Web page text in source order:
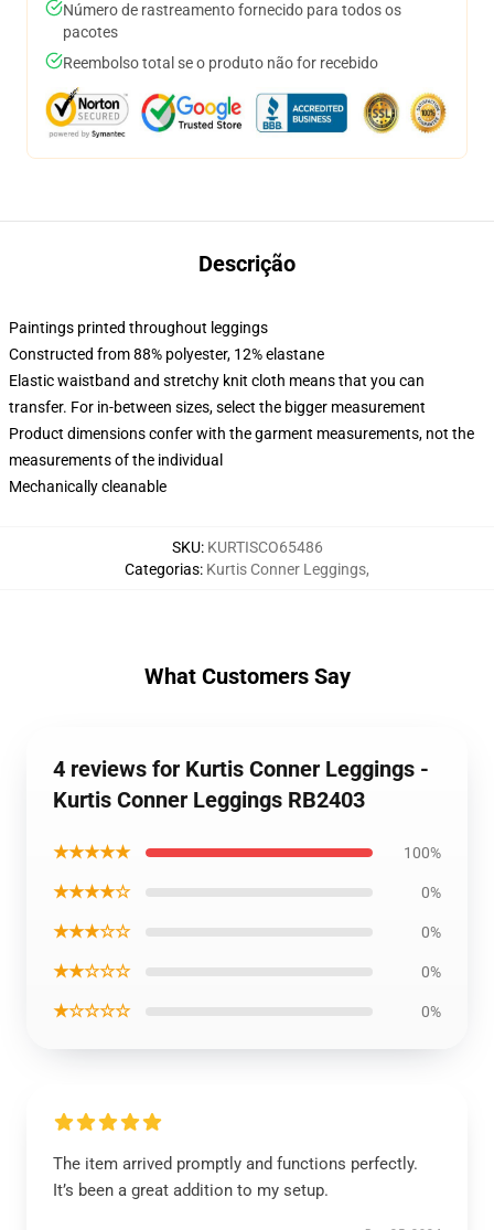
Número de rastreamento fornecido para todos os
pacotes
Reembolso total se o produto não for recebido
Descrição
Paintings printed throughout leggings
Constructed from 88% polyester, 12% elastane
Elastic waistband and stretchy knit cloth means that you can
transfer. For in-between sizes, select the bigger measurement
Product dimensions confer with the garment measurements, not the
measurements of the individual
Mechanically cleanable
SKU: KURTISCO65486
Categorias: Kurtis Conner Leggings,
What Customers Say
4 reviews for Kurtis Conner Leggings -
Kurtis Conner Leggings RB2403
★★★★★ 100%
★★★★☆ 0%
★★★☆☆ 0%
★★☆☆☆ 0%
★☆☆☆☆ 0%
The item arrived promptly and functions perfectly.
It’s been a great addition to my setup.